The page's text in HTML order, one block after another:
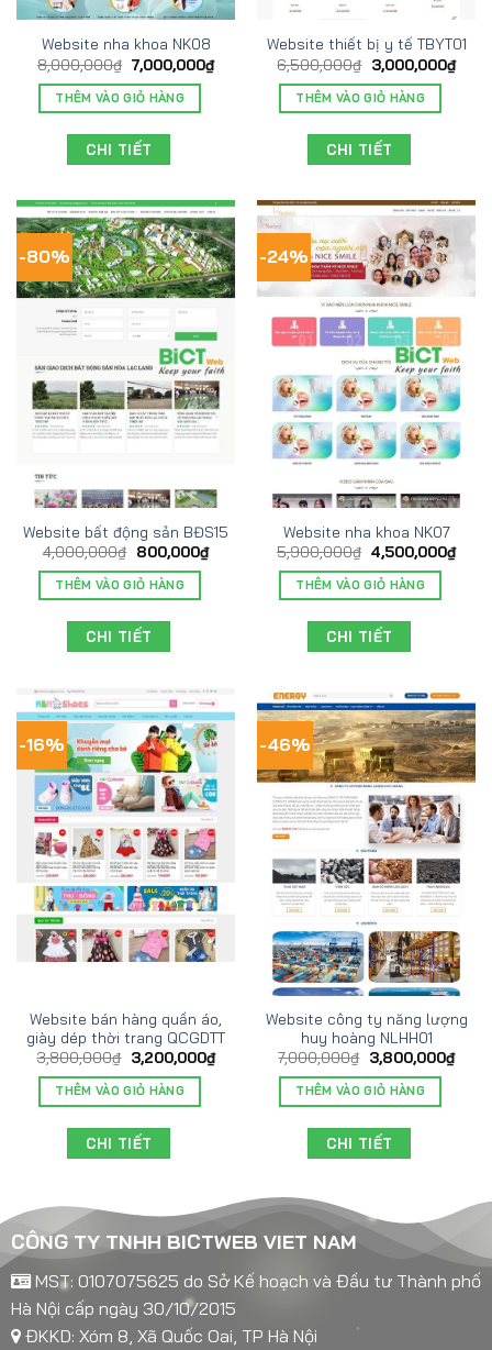
Website nha khoa NK08
8,000,000₫ 7,000,000₫
THÊM VÀO GIỎ HÀNG
CHI TIẾT
Website thiết bị y tế TBYT01
6,500,000₫ 3,000,000₫
THÊM VÀO GIỎ HÀNG
CHI TIẾT
-80%
Website bất động sản BĐS15
4,000,000₫ 800,000₫
THÊM VÀO GIỎ HÀNG
CHI TIẾT
-24%
Website nha khoa NK07
5,900,000₫ 4,500,000₫
THÊM VÀO GIỎ HÀNG
CHI TIẾT
-16%
Website bán hàng quần áo,
giày dép thời trang QCGDTT
3,800,000₫ 3,200,000₫
THÊM VÀO GIỎ HÀNG
CHI TIẾT
-46%
Website công ty năng lượng
huy hoàng NLHH01
7,000,000₫ 3,800,000₫
THÊM VÀO GIỎ HÀNG
CHI TIẾT
CÔNG TY TNHH BICTWEB VIET NAM
MST: 0107075625 do Sở Kế hoạch và Đầu tư Thành phố
Hà Nội cấp ngày 30/10/2015
ĐKKD: Xóm 8, Xã Quốc Oai, TP Hà Nội